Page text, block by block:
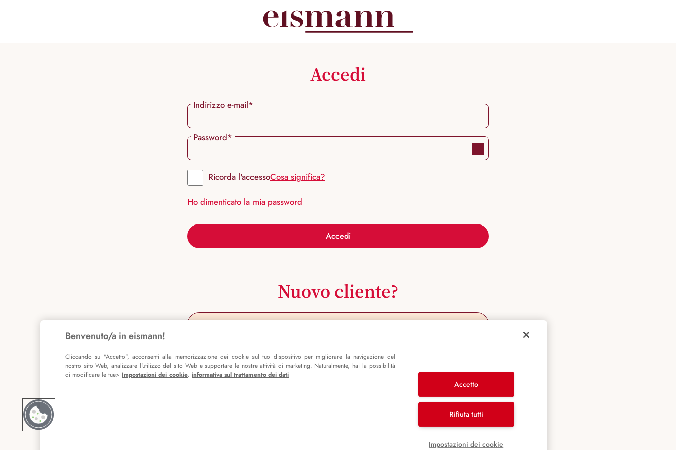
Accedi
Indirizzo e-mail*
Password*
Ricorda l'accessoCosa significa?
Ho dimenticato la mia password
Accedi
Nuovo cliente?
Registrati ora
Benvenuto/a in eismann!
Cliccando su "Accetto", acconsenti alla memorizzazione dei cookie sul tuo dispositivo per migliorare la navigazione del
nostro sito Web, analizzare l'utilizzo del sito Web e supportare le nostre attività di marketing. Naturalmente, hai la possibilità
di modificare le tue> Impostazioni dei cookie. informativa sul trattamento dei dati
Accetto
Rifiuta tutti
Impostazioni dei cookie